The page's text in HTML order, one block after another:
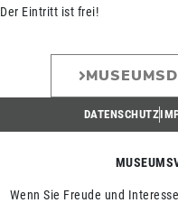
Der Eintritt ist frei!
DATENSCHUTZ
Wenn Sie Freude und